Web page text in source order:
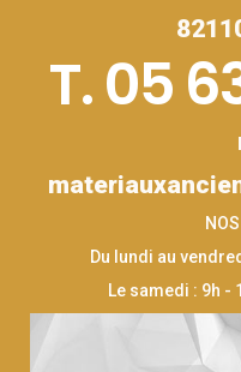
T. 05
Du lundi au
Le samedi : 9h -